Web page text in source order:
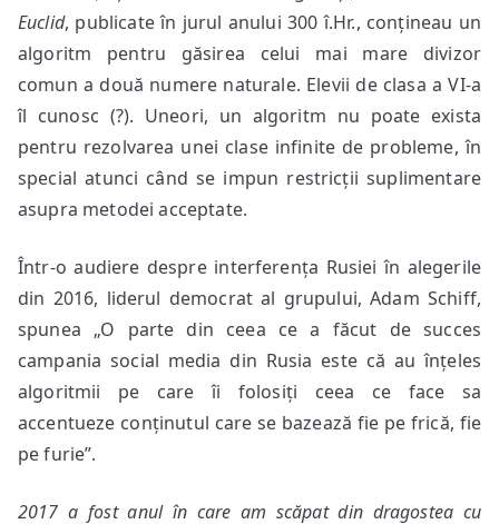
Euclid, publicate în jurul anului 300 î.Hr., conțineau un
algoritm pentru găsirea celui mai mare divizor
comun a două numere naturale. Elevii de clasa a VI-a
îl cunosc (?). Uneori, un algoritm nu poate exista
pentru rezolvarea unei clase infinite de probleme, în
special atunci când se impun restricții suplimentare
asupra metodei acceptate.
Într-o audiere despre interferența Rusiei în alegerile
din 2016, liderul democrat al grupului, Adam Schiff,
spunea „O parte din ceea ce a făcut de succes
campania social media din Rusia este că au înțeles
algoritmii pe care îi folosiți ceea ce face sa
accentueze conținutul care se bazează fie pe frică, fie
pe furie”.
2017 a fost anul în care am scăpat din dragostea cu